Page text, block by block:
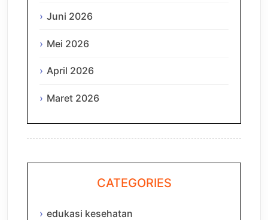
Juni 2026
Mei 2026
April 2026
Maret 2026
CATEGORIES
edukasi kesehatan